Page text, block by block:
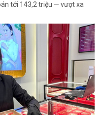
tới 143,2 triệu — vượt xa